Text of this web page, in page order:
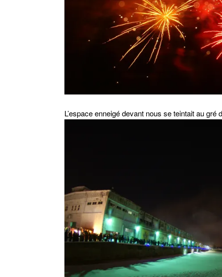
L’espace enneigé devant nous se teintait au gré